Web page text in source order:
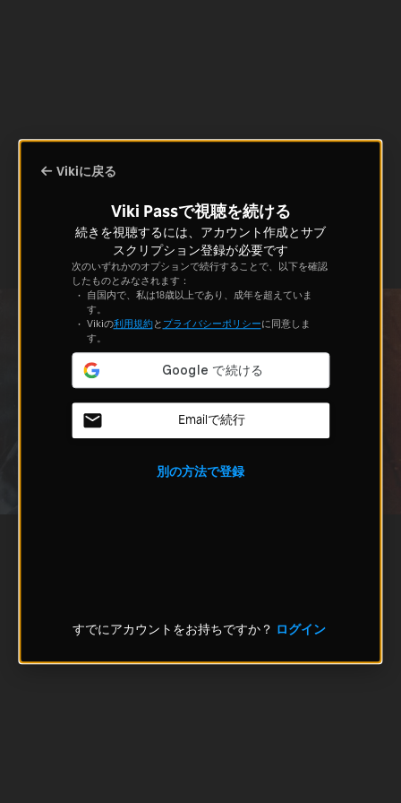
Vikiに戻る
Viki Passで視聴を続ける
続きを視聴するには、アカウント作成とサブ
スクリプション登録が必要です
次のいずれかのオプションで続行することで、以下を確認
したものとみなされます：
自国内で、私は18歳以上であり、成年を超えていま
す。
Vikiの利用規約と プライバシーポリシーに同意しま
す。
Emailで続行
別の方法で登録
すでにアカウントをお持ちですか？ ログイン